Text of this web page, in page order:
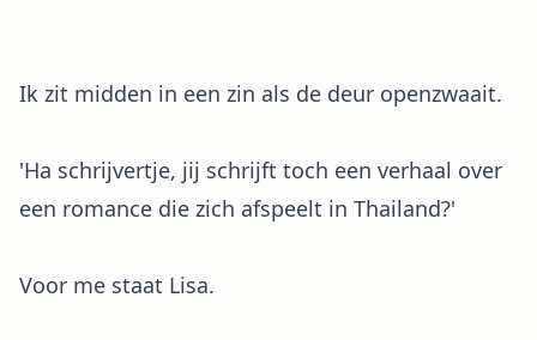
Ik zit midden in een zin als de deur openzwaait.
'Ha schrijvertje, jij schrijft toch een verhaal over
een romance die zich afspeelt in Thailand?'
Voor me staat Lisa.